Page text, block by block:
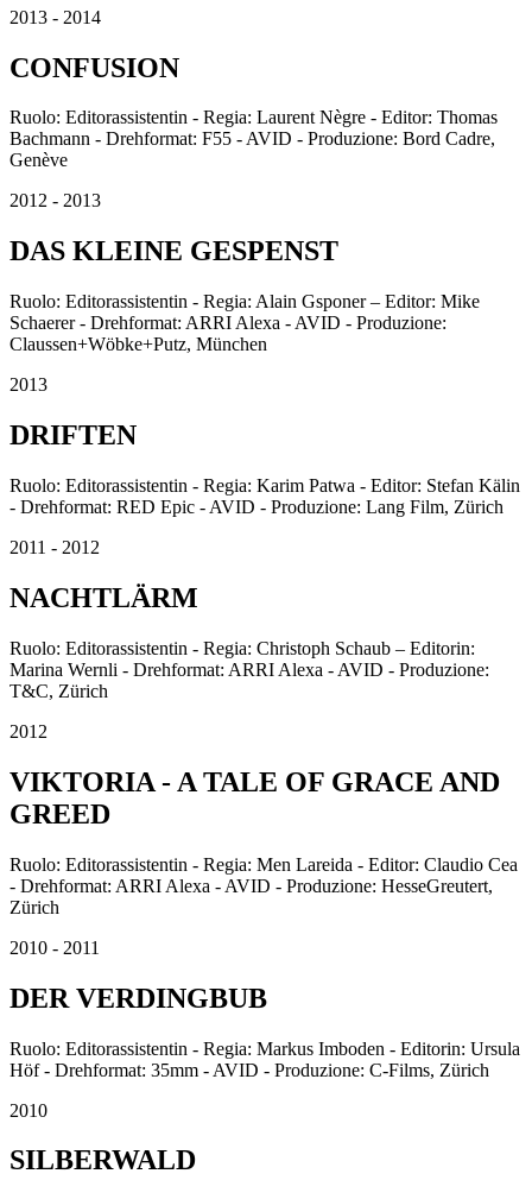
2013 - 2014
CONFUSION
Ruolo: Editorassistentin - Regia: Laurent Nègre - Editor: Thomas
Bachmann - Drehformat: F55 - AVID - Produzione: Bord Cadre,
Genève
2012 - 2013
DAS KLEINE GESPENST
Ruolo: Editorassistentin - Regia: Alain Gsponer – Editor: Mike
Schaerer - Drehformat: ARRI Alexa - AVID - Produzione:
Claussen+Wöbke+Putz, München
2013
DRIFTEN
Ruolo: Editorassistentin - Regia: Karim Patwa - Editor: Stefan Kälin
- Drehformat: RED Epic - AVID - Produzione: Lang Film, Zürich
2011 - 2012
NACHTLÄRM
Ruolo: Editorassistentin - Regia: Christoph Schaub – Editorin:
Marina Wernli - Drehformat: ARRI Alexa - AVID - Produzione:
T&C, Zürich
2012
VIKTORIA - A TALE OF GRACE AND
GREED
Ruolo: Editorassistentin - Regia: Men Lareida - Editor: Claudio Cea
- Drehformat: ARRI Alexa - AVID - Produzione: HesseGreutert,
Zürich
2010 - 2011
DER VERDINGBUB
Ruolo: Editorassistentin - Regia: Markus Imboden - Editorin: Ursula
Höf - Drehformat: 35mm - AVID - Produzione: C-Films, Zürich
2010
SILBERWALD